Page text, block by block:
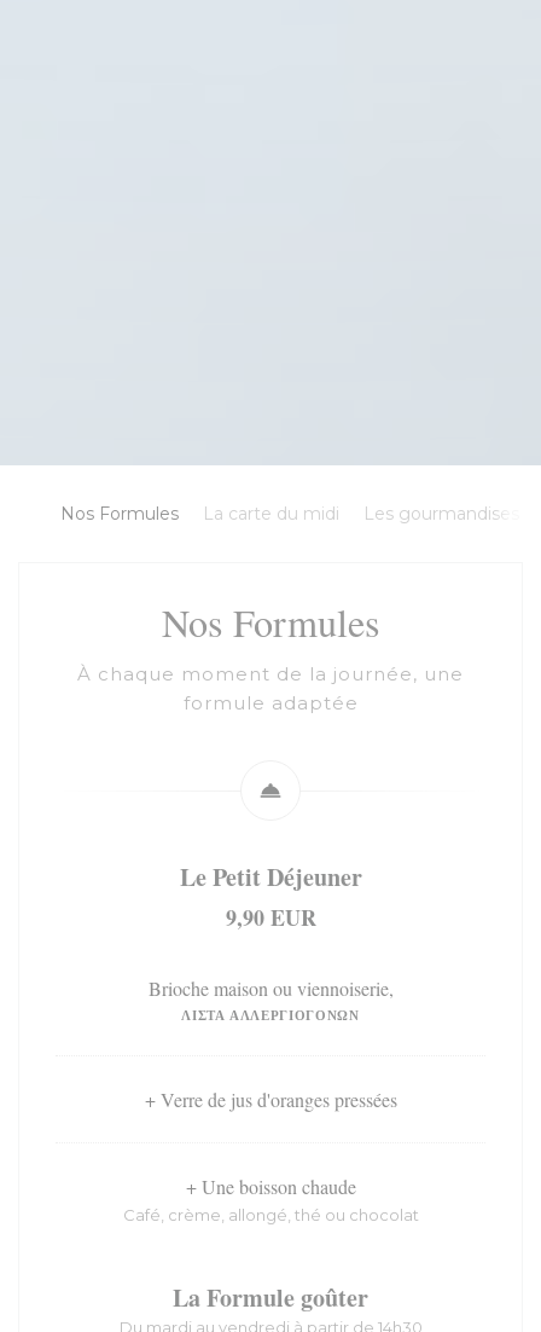
Nos Formules La carte du midi Les gourmandises
Nos Formules
À chaque moment de la journée, une
formule adaptée
Le Petit Déjeuner
9,90 EUR
Brioche maison ou viennoiserie,
ΛΊΣΤΑ ΑΛΛΕΡΓΙΟΓΌΝΩΝ
+ Verre de jus d'oranges pressées
+ Une boisson chaude
Café, crème, allongé, thé ou chocolat
La Formule goûter
Du mardi au vendredi à partir de 14h30